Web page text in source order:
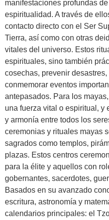
manifestaciones profundas
espiritualidad. A través de
contacto directo con el Ser
Tierra, así como con otras
vitales del universo. Estos
espirituales, sino también
cosechas, prevenir
conmemorar eventos
antepasados. Para los
una fuerza vital o espiritual, y
y armonía entre todos los
ceremonias y rituales mayas
sagrados como templos,
plazas. Estos centros
para la élite y aquellos con
gobernantes, sacerdotes,
Basados en su avanzado
escritura, astronomía y
calendarios principales: el